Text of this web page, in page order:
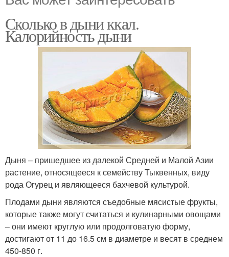
Сколько в дыни ккал.
Калорийность дыни
Дыня – пришедшее из далекой Средней и Малой Азии
растение, относящееся к семейству Тыквенных, виду
рода Огурец и являющееся бахчевой культурой.
Плодами дыни являются съедобные мясистые фрукты,
которые также могут считаться и кулинарными овощами
– они имеют круглую или продолговатую форму,
достигают от 11 до 16.5 см в диаметре и весят в среднем
450-850 г.